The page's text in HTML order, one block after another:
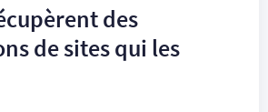
des
de sites qui les